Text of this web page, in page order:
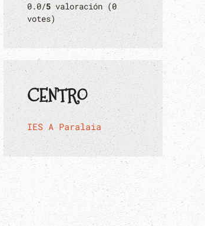
0.0/5 valoración (0
votes)
CENTRO
IES A Paralaia